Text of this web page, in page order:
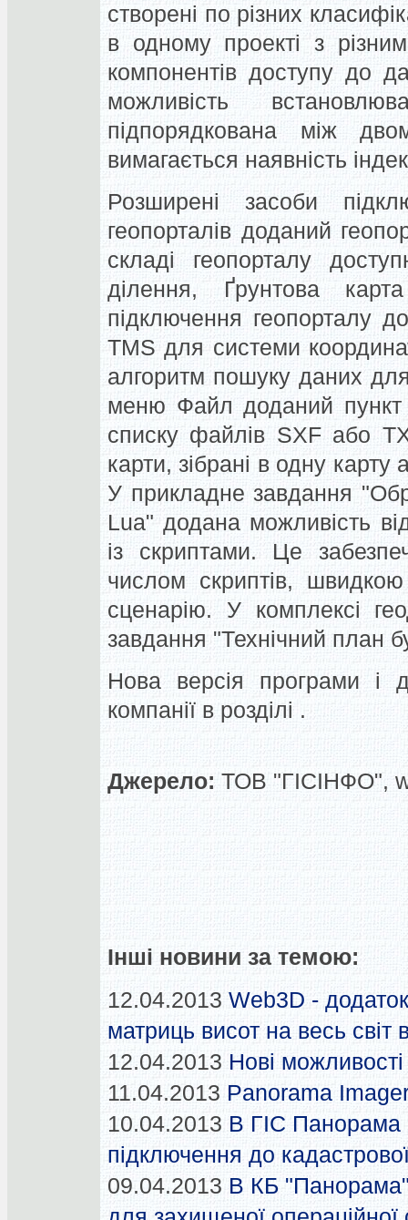
створені по різних
в одному проекті з
компонентів доступу до
можливість
підпорядкована між
вимагається наявність
Розширені засоби
геопорталів доданий
складі геопорталу
ділення, Ґрунтова
підключення геопорталу
TMS для системи
алгоритм пошуку даних
меню Файл доданий пункт
списку файлів SXF або
карти, зібрані в одну карту
У прикладне завдання
Lua" додана можливість
із скриптами. Це
числом скриптів,
сценарію. У комплексі
завдання "Технічний план
Нова версія програми і
компанії в розділі .
Джерело: ТОВ "ГІСІНФО",
Інші новини за темою:
12.04.2013 Web3D -
матриць висот на весь
12.04.2013 Нові
11.04.2013 Panorama
10.04.2013 В ГІС Панорама
підключення до
09.04.2013 В КБ